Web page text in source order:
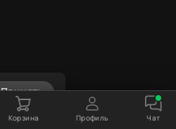
Корзина Профиль Чат
Принять